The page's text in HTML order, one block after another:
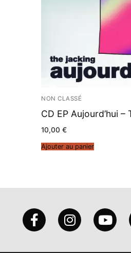
NON CLASSÉ
CD EP Aujourd’hui –
10,00 €
Ajouter au panier